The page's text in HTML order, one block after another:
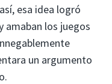
esa idea logró
amaban los juegos
un argumento